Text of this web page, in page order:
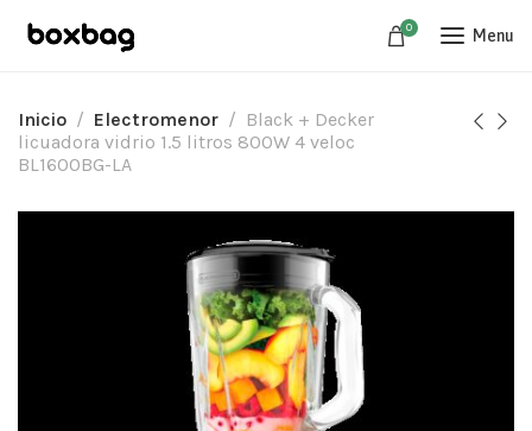
0 Menu
Inicio Electromenor
Black + Decker
licuadora vidrio 1.5 litros 800W 4 veloc
BL1600BG-LA